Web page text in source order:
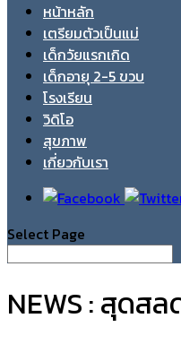
หน้าหลัก
เตรียมตัวเป็นแม่
เด็กวัยแรกเกิด
เด็กอายุ 2-5 ขวบ
โรงเรียน
วิดิโอ
สุขภาพ
เกี่ยวกับเรา
Select Page
NEWS : สุดส